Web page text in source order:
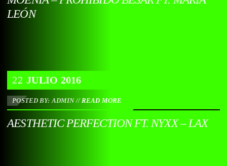
LEÓN
22JULIO 2016
POSTED BY: ADMIN//READ MORE
AESTHETIC PERFECTION FT. NYXX – LAX